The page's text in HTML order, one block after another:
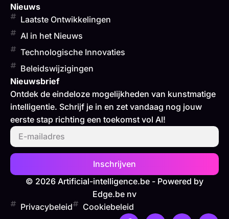
Nieuws
Laatste Ontwikkelingen
AI in het Nieuws
Technologische Innovaties
Beleidswijzigingen
Nieuwsbrief
Ontdek de eindeloze mogelijkheden van kunstmatige
intelligentie. Schrijf je in en zet vandaag nog jouw
eerste stap richting een toekomst vol AI!
Inschrijven
© 2026 Artificial-intelligence.be - Powered by
Edge.be nv
Privacybeleid
Cookiebeleid